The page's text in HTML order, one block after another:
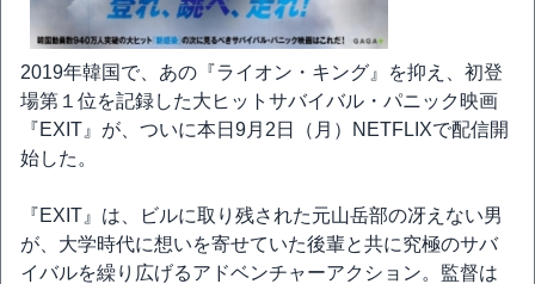
2019年韓国で、あの『ライオン・キング』を抑え、初登
場第１位を記録した大ヒットサバイバル・パニック映画
『EXIT』が、ついに本日9月2日（月）NETFLIXで配信開
始した。
『EXIT』は、ビルに取り残された元山岳部の冴えない男
が、大学時代に想いを寄せていた後輩と共に究極のサバ
イバルを繰り広げるアドベンチャーアクション。監督は